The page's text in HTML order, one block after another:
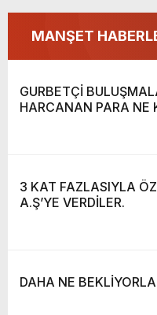
MANŞET
GURBETÇİ
HARCANAN PARA NE
3 KAT FAZLASIYLA
A.Ş’YE VERDİLER.
DAHA NE